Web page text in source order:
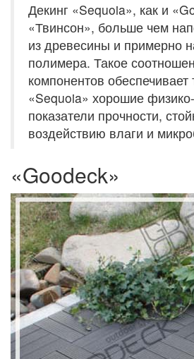
Декинг «Sequoia», как и
«Твинсон», больше чем
из древесины и примерно
полимера. Такое
компонентов
«Sequoia» хорошие
показатели прочности,
воздействию влаги и
«Goodeck»